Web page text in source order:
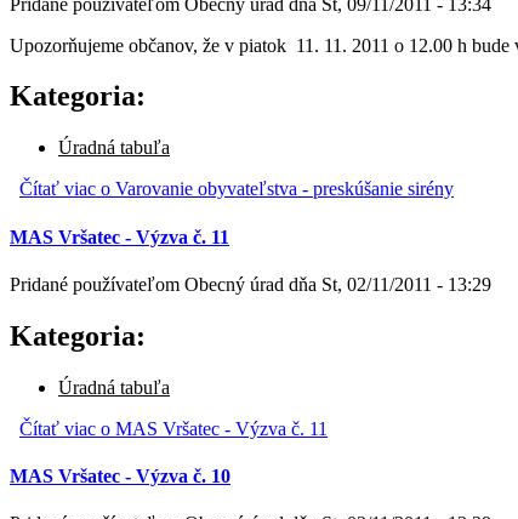
Upozorňujeme občanov, že v piatok 11. 11. 2011 o 12.00 h
Kategoria:
Úradná tabuľa
Čítať viac o Varovanie obyvateľstva - preskúšanie sirény
MAS Vršatec - Výzva č. 11
Pridané používateľom Obecný úrad dňa St, 02/11/2011 - 13:29
Kategoria:
Úradná tabuľa
Čítať viac o MAS Vršatec - Výzva č. 11
MAS Vršatec - Výzva č. 10